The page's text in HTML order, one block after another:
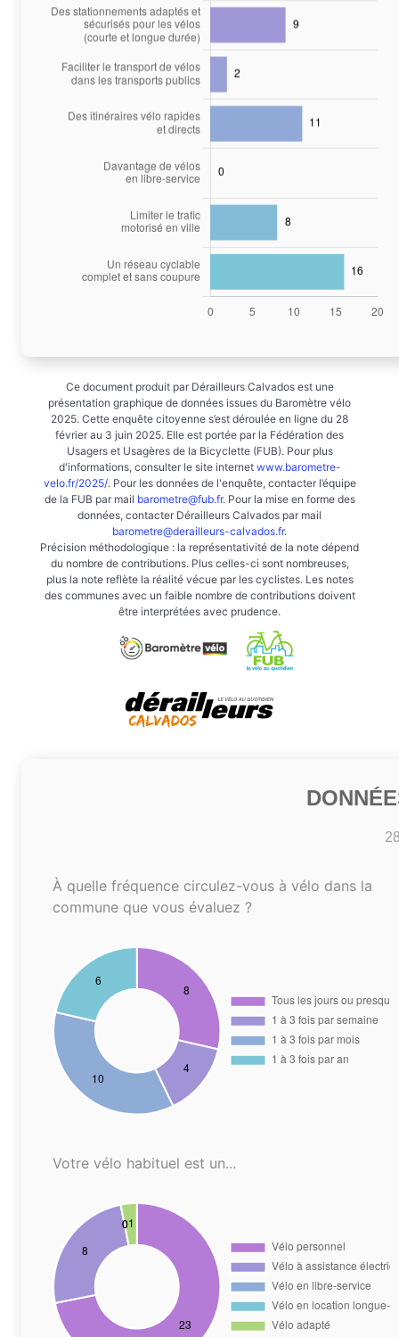
Ce document produit par Dérailleurs Calvados est une
présentation graphique de données issues du Baromètre vélo
2025. Cette enquête citoyenne s’est déroulée en ligne du 28
février au 3 juin 2025. Elle est portée par la Fédération des
Usagers et Usagères de la Bicyclette (FUB). Pour plus
d'informations, consulter le site internet www.barometre-
velo.fr/2025/. Pour les données de l'enquête, contacter l’équipe
de la FUB par mail barometre@fub.fr. Pour la mise en forme des
données, contacter Dérailleurs Calvados par mail
barometre@derailleurs-calvados.fr.
Précision méthodologique : la représentativité de la note dépend
du nombre de contributions. Plus celles-ci sont nombreuses,
plus la note reflète la réalité vécue par les cyclistes. Les notes
des communes avec un faible nombre de contributions doivent
être interprétées avec prudence.
À quelle fréquence circulez-vous à vélo dans la
commune que vous évaluez ?
Votre vélo habituel est un...